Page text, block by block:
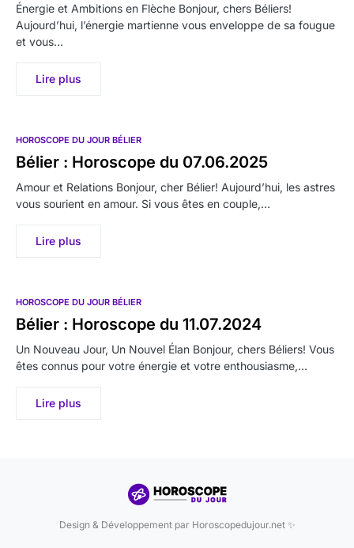
Énergie et Ambitions en Flèche Bonjour, chers Béliers!
Aujourd’hui, l’énergie martienne vous enveloppe de sa fougue
et vous…
Lire plus
HOROSCOPE DU JOUR BÉLIER
Bélier : Horoscope du 07.06.2025
Amour et Relations Bonjour, cher Bélier! Aujourd’hui, les astres
vous sourient en amour. Si vous êtes en couple,…
Lire plus
HOROSCOPE DU JOUR BÉLIER
Bélier : Horoscope du 11.07.2024
Un Nouveau Jour, Un Nouvel Élan Bonjour, chers Béliers! Vous
êtes connus pour votre énergie et votre enthousiasme,…
Lire plus
Design & Développement par Horoscopedujour.net ✨